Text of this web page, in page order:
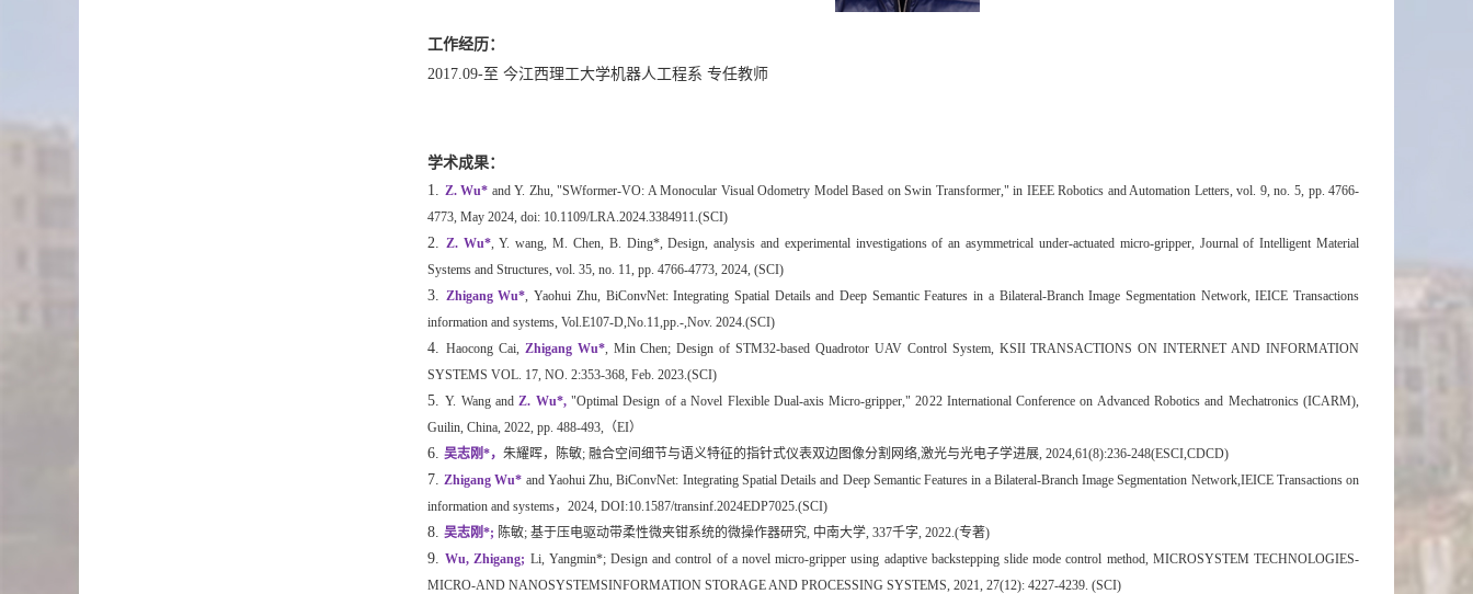
工作经历：
2017.09-至 今江西理工大学机器人工程系 专任教师
学术成果：
Z. Wu* and Y. Zhu, "SWformer-VO: A Monocular Visual Odometry Model Based on Swin Transformer," in IEEE Robotics and Automation Letters, vol. 9, no. 5, pp. 4766-
4773, May 2024, doi: 10.1109/LRA.2024.3384911.(SCI)
Z. Wu*, Y. wang, M. Chen, B. Ding*, Design, analysis and experimental investigations of an asymmetrical under-actuated micro-gripper, Journal of Intelligent Material
Systems and Structures, vol. 35, no. 11, pp. 4766-4773, 2024, (SCI)
Zhigang Wu*, Yaohui Zhu, BiConvNet: Integrating Spatial Details and Deep Semantic Features in a Bilateral-Branch Image Segmentation Network
information and systems, Vol.E107-D,No.11,pp.-,Nov. 2024.(SCI)
Haocong Cai, Zhigang Wu*, Min Chen; Design of STM32-based Quadrotor UAV Control System, KSII TRANSACTIONS ON INTERNET AND INFORMATION
SYSTEMS VOL. 17, NO. 2:353-368, Feb. 2023.(SCI)
Y. Wang and Z. Wu*, "Optimal Design of a Novel Flexible Dual-axis Micro-gripper," 2022 International Conference on Advanced Robotics and Mechatronics (ICARM),
Guilin, China, 2022, pp. 488-493, （EI）
吴志刚*， 朱耀晖，陈敏; 融合空间细节与语义特征的指针式仪表双边图像分割网络,激光与光电子学进展, 2024,61(8):236-248(ESCI,CDCD)
Zhigang Wu* and Yaohui Zhu, BiConvNet: Integrating Spatial Details and Deep Semantic Features in a Bilateral-Branch Image Segmentation Network,IEICE Transactions on
information and systems， 2024, DOI:10.1587/transinf.2024EDP7025.(SCI)
吴志刚*; 陈敏; 基于压电驱动带柔性微夹钳系统的微操作器研究, 中南大学, 337千字, 2022.(专著)
Wu, Zhigang; Li, Yangmin*; Design and control of a novel micro-gripper using adaptive backstepping slide mode control method, MICROSYSTEM TECHNOLOGIES-
MICRO-AND NANOSYSTEMSINFORMATION STORAGE AND PROCESSING SYSTEMS, 2021, 27(12): 4227-4239. (SCI)